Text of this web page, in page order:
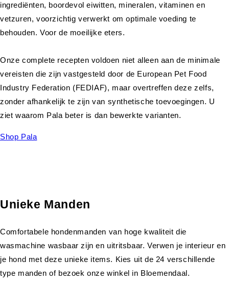
ingrediënten, boordevol eiwitten, mineralen, vitaminen en
vetzuren, voorzichtig verwerkt om optimale voeding te
behouden. Voor de moeilijke eters.
Onze complete recepten voldoen niet alleen aan de minimale
vereisten die zijn vastgesteld door de European Pet Food
Industry Federation (FEDIAF), maar overtreffen deze zelfs,
zonder afhankelijk te zijn van synthetische toevoegingen. U
ziet waarom Pala beter is dan bewerkte varianten.
Shop Pala
Unieke Manden
Comfortabele hondenmanden van hoge kwaliteit die
wasmachine wasbaar zijn en uitritsbaar. Verwen je interieur en
je hond met deze unieke items. Kies uit de 24 verschillende
type manden of bezoek onze winkel in Bloemendaal.